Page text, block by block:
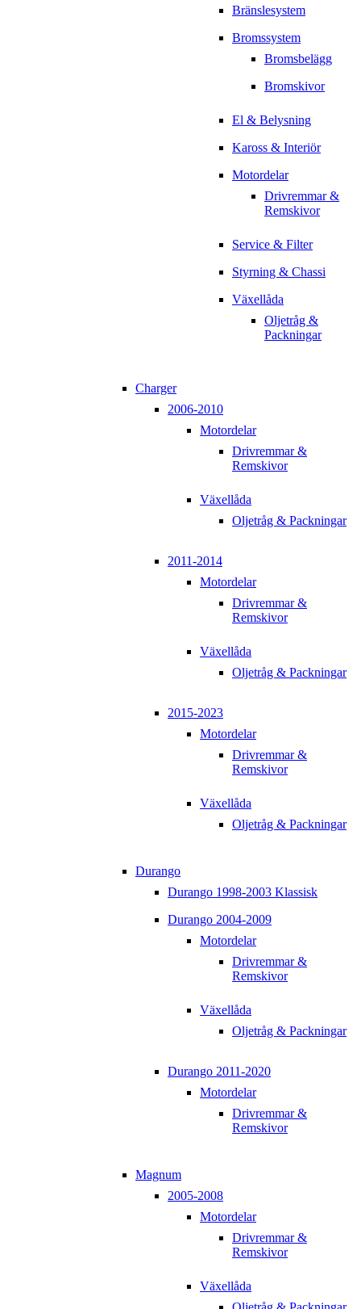
Bränslesystem
Bromssystem
Bromsbelägg
Bromskivor
El & Belysning
Kaross & Interiör
Motordelar
Drivremmar &
Remskivor
Service & Filter
Styrning & Chassi
Växellåda
Oljetråg &
Packningar
Charger
2006-2010
Motordelar
Drivremmar &
Remskivor
Växellåda
Oljetråg & Packningar
2011-2014
Motordelar
Drivremmar &
Remskivor
Växellåda
Oljetråg & Packningar
2015-2023
Motordelar
Drivremmar &
Remskivor
Växellåda
Oljetråg & Packningar
Durango
Durango 1998-2003 Klassisk
Durango 2004-2009
Motordelar
Drivremmar &
Remskivor
Växellåda
Oljetråg & Packningar
Durango 2011-2020
Motordelar
Drivremmar &
Remskivor
Magnum
2005-2008
Motordelar
Drivremmar &
Remskivor
Växellåda